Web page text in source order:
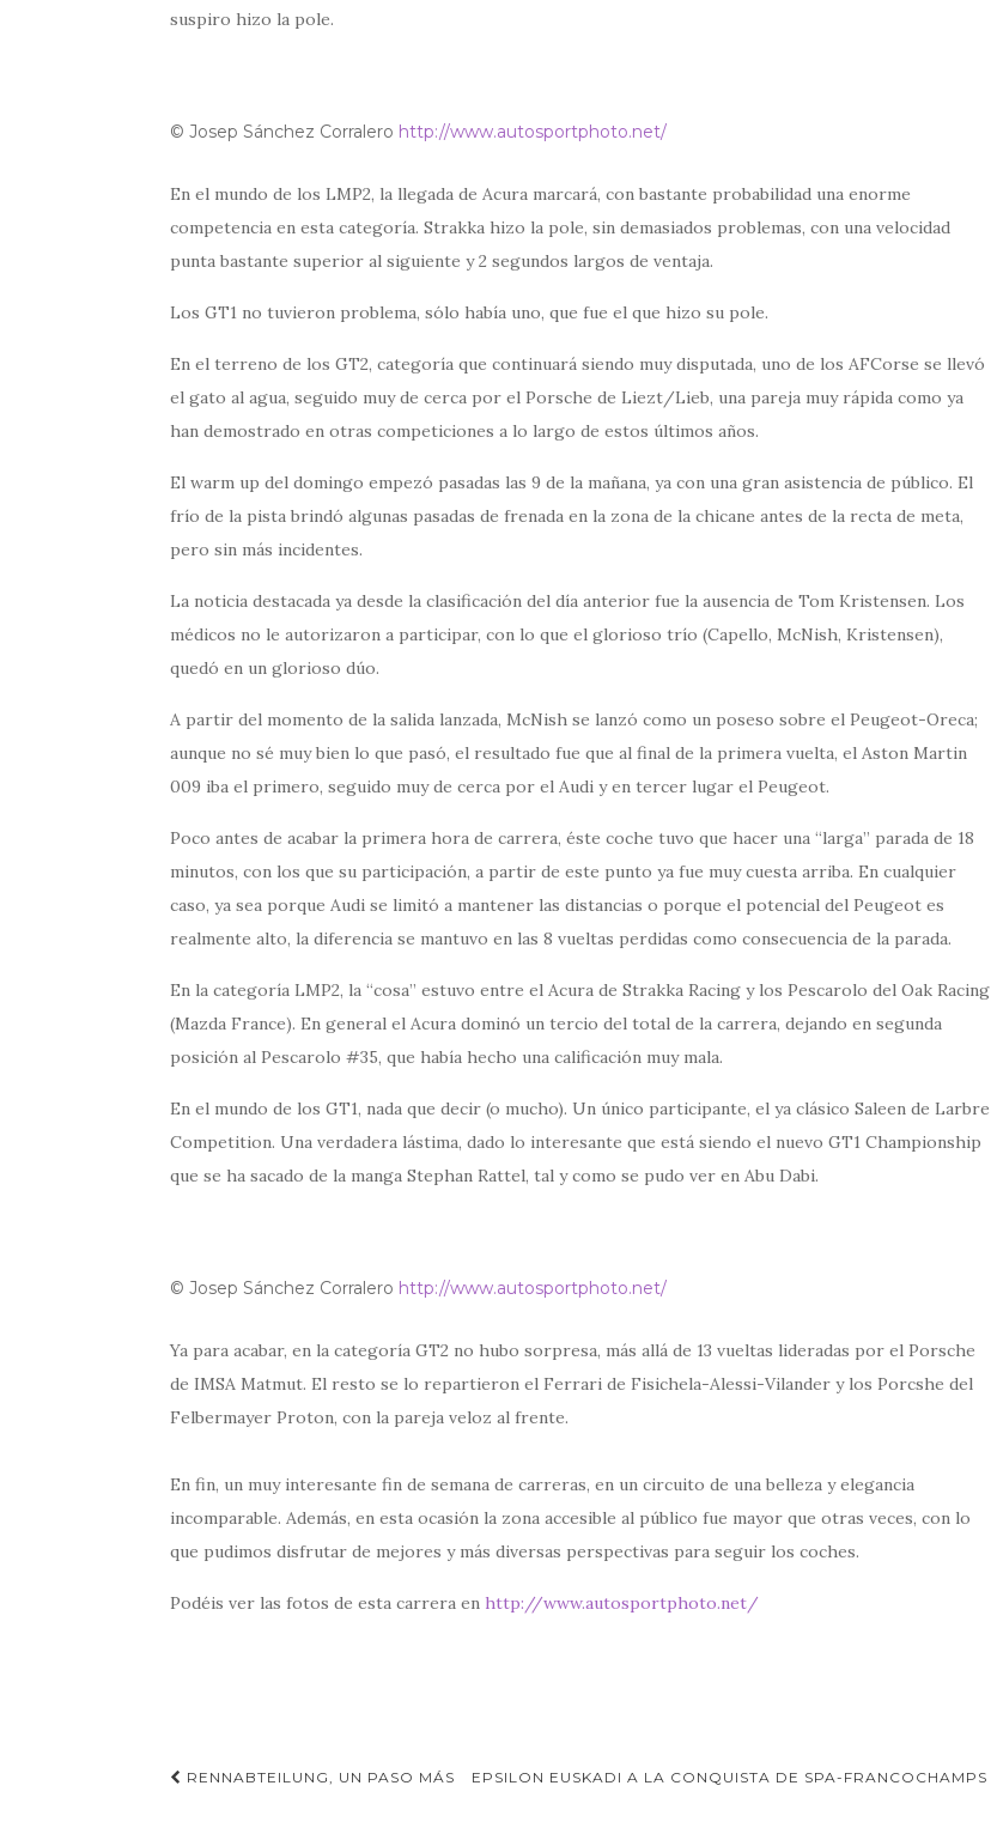
suspiro hizo la pole.
© Josep Sánchez Corralero http://www.autosportphoto.net/
En el mundo de los LMP2, la llegada de Acura marcará, con bastante probabilidad una enorme
competencia en esta categoría. Strakka hizo la pole, sin demasiados problemas, con una velocidad
punta bastante superior al siguiente y 2 segundos largos de ventaja.
Los GT1 no tuvieron problema, sólo había uno, que fue el que hizo su pole.
En el terreno de los GT2, categoría que continuará siendo muy disputada, uno de los AFCorse se llevó
el gato al agua, seguido muy de cerca por el Porsche de Liezt/Lieb, una pareja muy rápida como ya
han demostrado en otras competiciones a lo largo de estos últimos años.
El warm up del domingo empezó pasadas las 9 de la mañana, ya con una gran asistencia de público. El
frío de la pista brindó algunas pasadas de frenada en la zona de la chicane antes de la recta de meta,
pero sin más incidentes.
La noticia destacada ya desde la clasificación del día anterior fue la ausencia de Tom Kristensen. Los
médicos no le autorizaron a participar, con lo que el glorioso trío (Capello, McNish, Kristensen),
quedó en un glorioso dúo.
A partir del momento de la salida lanzada, McNish se lanzó como un poseso sobre el Peugeot-Oreca;
aunque no sé muy bien lo que pasó, el resultado fue que al final de la primera vuelta, el Aston Martin
009 iba el primero, seguido muy de cerca por el Audi y en tercer lugar el Peugeot.
Poco antes de acabar la primera hora de carrera, éste coche tuvo que hacer una “larga” parada de 18
minutos, con los que su participación, a partir de este punto ya fue muy cuesta arriba. En cualquier
caso, ya sea porque Audi se limitó a mantener las distancias o porque el potencial del Peugeot es
realmente alto, la diferencia se mantuvo en las 8 vueltas perdidas como consecuencia de la parada.
En la categoría LMP2, la “cosa” estuvo entre el Acura de Strakka Racing y los Pescarolo del Oak Racing
(Mazda France). En general el Acura dominó un tercio del total de la carrera, dejando en segunda
posición al Pescarolo #35, que había hecho una calificación muy mala.
En el mundo de los GT1, nada que decir (o mucho). Un único participante, el ya clásico Saleen de Larbre
Competition. Una verdadera lástima, dado lo interesante que está siendo el nuevo GT1 Championship
que se ha sacado de la manga Stephan Rattel, tal y como se pudo ver en Abu Dabi.
© Josep Sánchez Corralero http://www.autosportphoto.net/
Ya para acabar, en la categoría GT2 no hubo sorpresa, más allá de 13 vueltas lideradas por el Porsche
de IMSA Matmut. El resto se lo repartieron el Ferrari de Fisichela-Alessi-Vilander y los Porcshe del
Felbermayer Proton, con la pareja veloz al frente.
En fin, un muy interesante fin de semana de carreras, en un circuito de una belleza y elegancia
incomparable. Además, en esta ocasión la zona accesible al público fue mayor que otras veces, con lo
que pudimos disfrutar de mejores y más diversas perspectivas para seguir los coches.
Podéis ver las fotos de esta carrera en http://www.autosportphoto.net/
Navegación
RENNABTEILUNG, UN PASO MÁS EPSILON EUSKADI A LA CONQUISTA DE SPA-FRANCOCHAMPS